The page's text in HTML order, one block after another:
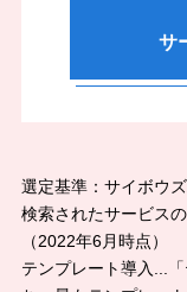
サ
選定基準：サイボウ
検索されたサービス
（2022年6月時点）
テンプレート導入...